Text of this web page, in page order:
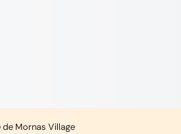
de Mornas Village